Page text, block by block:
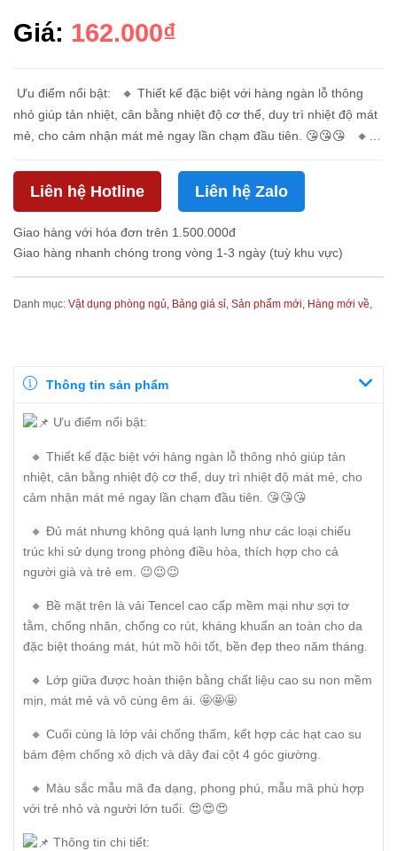
Giá: 162.000₫
Ưu điểm nổi bật: 🔸 Thiết kế đặc biệt với hàng ngàn lỗ thông
nhỏ giúp tản nhiệt, cân bằng nhiệt độ cơ thể, duy trì nhiệt độ mát
mẻ, cho cảm nhận mát mẻ ngay lần chạm đầu tiên. 😘😘😘 🔸
Liên hệ Hotline Liên hệ Zalo
Giao hàng với hóa đơn trên 1.500.000đ
Giao hàng nhanh chóng trong vòng 1-3 ngày (tuỳ khu vực)
Danh mục: Vật dụng phòng ngủ, Bảng giá sỉ, Sản phẩm mới, Hàng mới về,
Thông tin sản phẩm
Ưu điểm nổi bật:
🔸 Thiết kế đặc biệt với hàng ngàn lỗ thông nhỏ giúp tản
nhiệt, cân bằng nhiệt độ cơ thể, duy trì nhiệt độ mát mẻ, cho
cảm nhận mát mẻ ngay lần chạm đầu tiên. 😘😘😘
🔸 Đủ mát nhưng không quá lạnh lưng như các loại chiếu
trúc khi sử dụng trong phòng điều hòa, thích hợp cho cả
người già và trẻ em. 😉😉😉
🔸 Bề mặt trên là vải Tencel cao cấp mềm mại như sợi tơ
tằm, chống nhăn, chống co rút, kháng khuẩn an toàn cho da
đặc biệt thoáng mát, hút mồ hôi tốt, bền đẹp theo năm tháng.
🔸 Lớp giữa được hoàn thiện bằng chất liệu cao su non mềm
mịn, mát mẻ và vô cùng êm ái. 🤩🤩🤩
🔸 Cuối cùng là lớp vải chống thấm, kết hợp các hạt cao su
bám đệm chống xô dịch và dây đai cột 4 góc giường.
🔸 Màu sắc mẫu mã đa dạng, phong phú, mẫu mã phù hợp
với trẻ nhỏ và người lớn tuổi. 😍😍😍
Thông tin chi tiết: